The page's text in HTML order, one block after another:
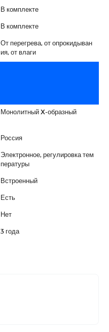
В комплекте
В комплекте
От перегрева, от опрокидыван
ия, от влаги
Монолитный X-образный
Россия
Электронное, регулировка тем
пературы
Встроенный
Есть
Нет
3 года